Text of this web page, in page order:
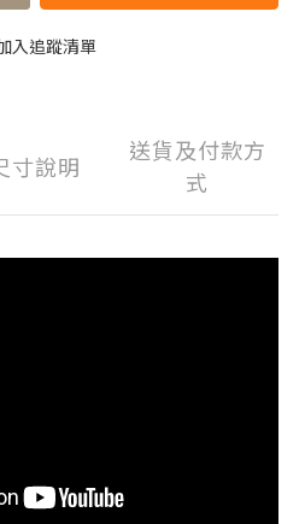
入追蹤清單
寸說明
送貨及付款方
式